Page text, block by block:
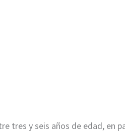
tres y seis años de edad, en